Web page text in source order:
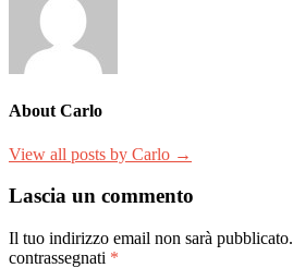
About Carlo
View all posts by Carlo →
Lascia un commento
Il tuo indirizzo email non sarà pubblicato.
contrassegnati *